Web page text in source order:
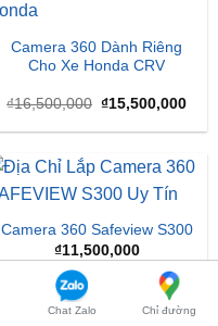
Camera 360 Dành Riêng
Cho Xe Honda CRV
₫16,500,000 Giá
là:
₫15,500,000Giá
tại
Camera 360 Safeview S300
₫11,500,000
Chat Zalo Chỉ đường